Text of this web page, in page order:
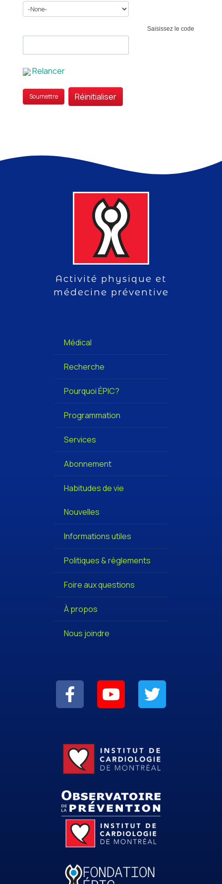
Saisissez le code
Relancer
Activité physique et
médecine préventive
Médical
Recherche
Pourquoi ÉPIC?
Programmation
Services
Abonnement
Habitudes de vie
Nouvelles
Informations utiles
Politiques & règlements
Foire aux questions
À propos
Nous joindre